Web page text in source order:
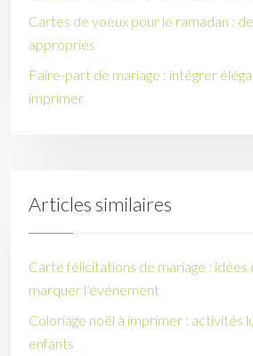
Cartes de voeux pour le ramadan :
appropriés
Faire-part de mariage : intégrer
imprimer
Articles similaires
Carte félicitations de mariage : idées
marquer l’événement
Coloriage noël à imprimer : activités
enfants